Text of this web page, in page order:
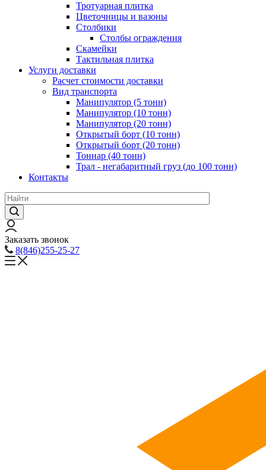
Тротуарная плитка
Цветочницы и вазоны
Столбики
Столбы ограждения
Скамейки
Тактильная плитка
Услуги доставки
Расчет стоимости доставки
Вид транспорта
Манипулятор (5 тонн)
Манипулятор (10 тонн)
Манипулятор (20 тонн)
Открытый борт (10 тонн)
Открытый борт (20 тонн)
Тоннар (40 тонн)
Трал - негабаритный груз (до 100 тонн)
Контакты
Заказать звонок
8(846)255-25-27